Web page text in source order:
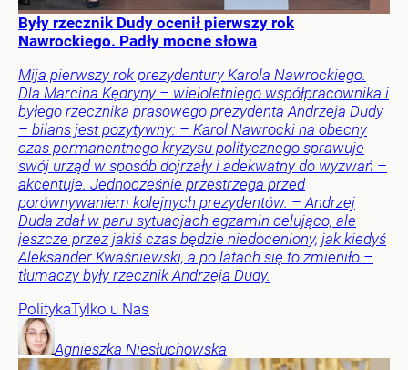
Były rzecznik Dudy ocenił pierwszy rok
Nawrockiego. Padły mocne słowa
Mija pierwszy rok prezydentury Karola Nawrockiego.
Dla Marcina Kędryny – wieloletniego współpracownika i
byłego rzecznika prasowego prezydenta Andrzeja Dudy
– bilans jest pozytywny: – Karol Nawrocki na obecny
czas permanentnego kryzysu politycznego sprawuje
swój urząd w sposób dojrzały i adekwatny do wyzwań –
akcentuje. Jednocześnie przestrzega przed
porównywaniem kolejnych prezydentów. – Andrzej
Duda zdał w paru sytuacjach egzamin celująco, ale
jeszcze przez jakiś czas będzie niedoceniony, jak kiedyś
Aleksander Kwaśniewski, a po latach się to zmieniło –
tłumaczy były rzecznik Andrzeja Dudy.
PolitykaTylko u Nas
Agnieszka Niesłuchowska